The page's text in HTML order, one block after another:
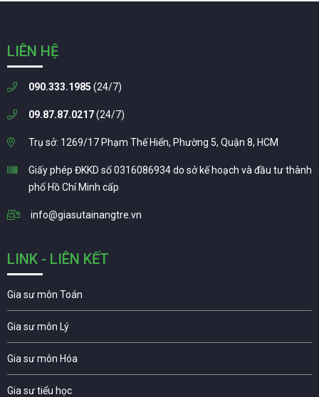
LIÊN HỆ
090.333.1985 (24/7)
09.87.87.0217(24/7)
Trụ sở: 1269/17 Phạm Thế Hiển, Phường 5, Quận 8, HCM
Giấy phép ĐKKD số 0316086934 do sở kế hoạch và đầu tư thành
phố Hồ Chí Minh cấp
info@giasutainangtre.vn
LINK - LIÊN KẾT
Gia sư môn Toán
Gia sư môn Lý
Gia sư môn Hóa
Gia sư tiểu học